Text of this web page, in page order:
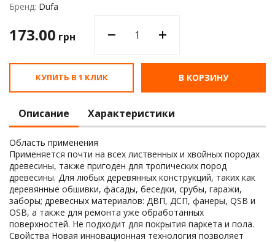
Бренд: Düfa
173.00 грн
КУПИТЬ В 1 КЛИК В КОРЗИНУ
Описание Характеристики
Область применения
Применяется почти на всех лиственных и хвойных породах
древесины, также пригоден для тропических пород
древесины. Для любых деревянных конструкций, таких как
деревянные обшивки, фасады, беседки, срубы, гаражи,
заборы; древесных материалов: ДВП, ДСП, фанеры, QSB и
OSB, а также для ремонта уже обработанных
поверхностей. Не подходит для покрытия паркета и пола.
Свойства Новая инновационная технология позволяет